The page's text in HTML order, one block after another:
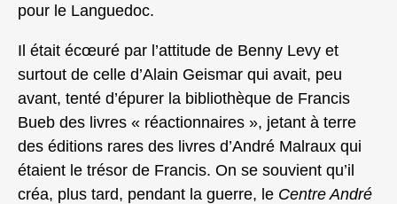
pour le Languedoc.
Il était écœuré par l’attitude de Benny Levy et
surtout de celle d’Alain Geismar qui avait, peu
avant, tenté d’épurer la bibliothèque de Francis
Bueb des livres « réactionnaires », jetant à terre
des éditions rares des livres d’André Malraux qui
étaient le trésor de Francis. On se souvient qu’il
créa, plus tard, pendant la guerre, le Centre André